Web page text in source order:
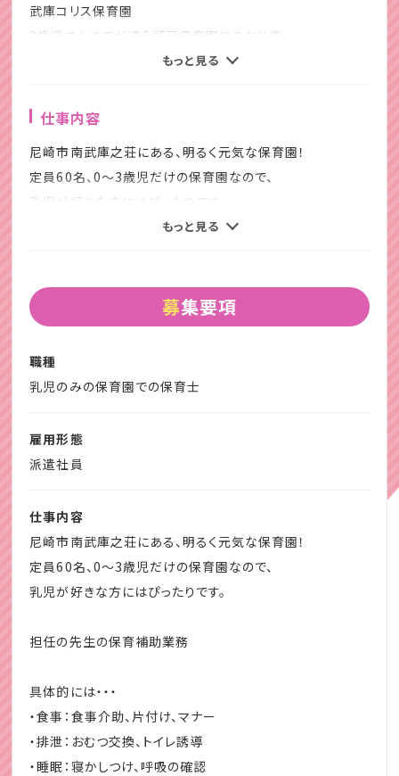
武庫コリス保育園
3歳児さんまでが通う認可保育園でのお仕事
楽しく裸足でかけ回っています。
先生も元気な方が多いです。
なじみやすいと思います。
☆クレセントはこんな方をお待ちしています。
・保育士試験合格後の仕事を探している◎
・すぐに仕事を始めたい！
・4月からのスタート☆
・業種未経験歓迎！
ぜひお気軽に相談、お問い合わせください。
もっと見る
仕事内容
尼崎市南武庫之荘にある、明るく元気な保育園！
定員60名、0～3歳児だけの保育園なので、
乳児が好きな方にはぴったりです。
具体的には・・・
・食事：食事介助、片付け、マナー
・清潔：部屋の掃除、手洗いうがい
書き物もれんらく帳程度です。
～ここがおススメ！（POINT）～
・事前のお休みリクエストOK！
・有給休暇は前日までの申請で取得OK
・選べる勤務時間
・残業なし、持ち帰り仕事もなし
気になる方はお気軽にお問い合わせください。
もっと見る
募集要項
職種
乳児のみの保育園での保育士
雇用形態
派遣社員
仕事内容
尼崎市南武庫之荘にある、明るく元気な保育園！
定員60名、0～3歳児だけの保育園なので、
乳児が好きな方にはぴったりです。
担任の先生の保育補助業務
具体的には・・・
・食事：食事介助、片付け、マナー
・排泄：おむつ交換、トイレ誘導
・睡眠：寝かしつけ、呼吸の確認